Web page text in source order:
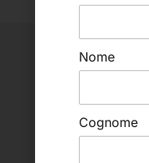
Nome
Cognome